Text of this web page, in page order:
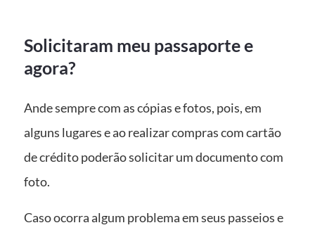
Solicitaram meu passaporte e
agora?
Ande sempre com as cópias e fotos, pois, em
alguns lugares e ao realizar compras com cartão
de crédito poderão solicitar um documento com
foto.
Caso ocorra algum problema em seus passeios e